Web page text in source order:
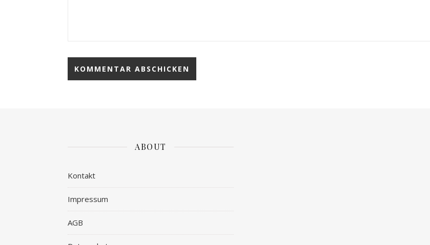
ABOUT
Kontakt
Impressum
AGB